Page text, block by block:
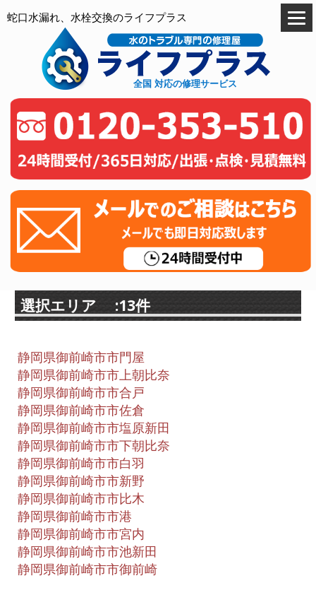
蛇口水漏れ、水栓交換のライフプラス
全国 対応の修理サービス
選択エリア :13件
静岡県御前崎市市門屋
静岡県御前崎市市上朝比奈
静岡県御前崎市市合戸
静岡県御前崎市市佐倉
静岡県御前崎市市塩原新田
静岡県御前崎市市下朝比奈
静岡県御前崎市市白羽
静岡県御前崎市市新野
静岡県御前崎市市比木
静岡県御前崎市市港
静岡県御前崎市市宮内
静岡県御前崎市市池新田
静岡県御前崎市市御前崎